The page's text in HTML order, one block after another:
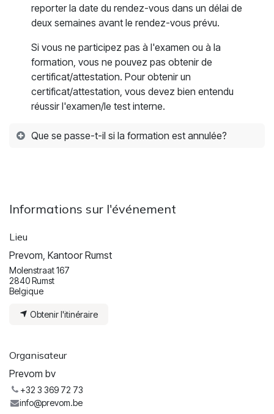
reporter la date du rendez-vous dans un délai de
deux semaines avant le rendez-vous prévu.
Si vous ne participez pas à l'examen ou à la
formation, vous ne pouvez pas obtenir de
certificat/attestation. Pour obtenir un
certificat/attestation, vous devez bien entendu
réussir l'examen/le test interne.
Que se passe-t-il si la formation est annulée?
Informations sur l'événement
Lieu
Prevom, Kantoor Rumst
Molenstraat 167
2840 Rumst
Belgique
Obtenir l'itinéraire
Organisateur
Prevom bv
+32 3 369 72 73
info@prevom.be